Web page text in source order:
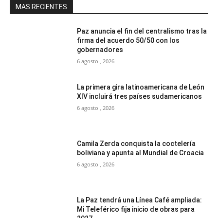
MAS RECIENTES
Paz anuncia el fin del centralismo tras la
firma del acuerdo 50/50 con los
gobernadores
6 agosto , 2026
La primera gira latinoamericana de León
XIV incluirá tres países sudamericanos
6 agosto , 2026
Camila Zerda conquista la coctelería
boliviana y apunta al Mundial de Croacia
6 agosto , 2026
La Paz tendrá una Línea Café ampliada:
Mi Teleférico fija inicio de obras para